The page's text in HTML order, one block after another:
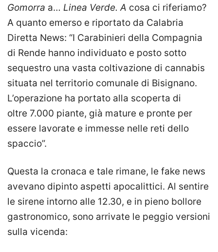
Gomorra a… Linea Verde. A cosa ci riferiamo?
A quanto emerso e riportato da Calabria
Diretta News: “I Carabinieri della Compagnia
di Rende hanno individuato e posto sotto
sequestro una vasta coltivazione di cannabis
situata nel territorio comunale di Bisignano.
L’operazione ha portato alla scoperta di
oltre 7.000 piante, già mature e pronte per
essere lavorate e immesse nelle reti dello
spaccio”.
Questa la cronaca e tale rimane, le fake news
avevano dipinto aspetti apocalittici. Al sentire
le sirene intorno alle 12.30, e in pieno bollore
gastronomico, sono arrivate le peggio versioni
sulla vicenda: